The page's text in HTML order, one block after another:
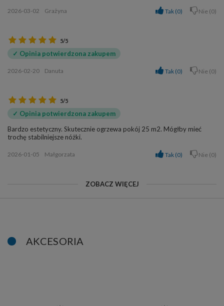
2026-03-02 Grażyna Tak 0 Nie 0
5/5
✓ Opinia potwierdzona zakupem
2026-02-20 Danuta Tak 0 Nie 0
5/5
✓ Opinia potwierdzona zakupem
Bardzo estetyczny. Skutecznie ogrzewa pokój 25 m2. Mógłby mieć
trochę stabilniejsze nóżki.
2026-01-05 Małgorzata Tak 0 Nie 0
ZOBACZ WIĘCEJ
AKCESORIA